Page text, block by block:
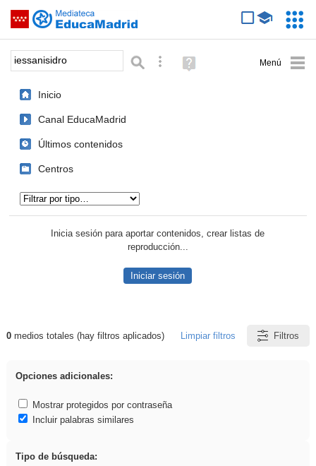
Saltar navegación
Palabra o frase: Búsqueda avanzada
Ayuda
(en
Inicio
Canal EducaMadrid
Últimos contenidos
Centros
Inicia sesión para aportar contenidos, crear listas de
reproducción...
Iniciar sesión
Resultados de: iessanisidro
0medios totales (hay filtros aplicados) Limpiar filtros Filtros
Opciones adicionales:
Mostrar protegidos por contraseña
Incluir palabras similares
Tipo de búsqueda: